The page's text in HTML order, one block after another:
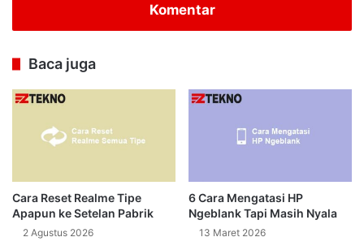
Komentar
Baca juga
Cara Reset Realme Tipe
Apapun ke Setelan Pabrik
2 Agustus 2026
6 Cara Mengatasi HP
Ngeblank Tapi Masih Nyala
13 Maret 2026